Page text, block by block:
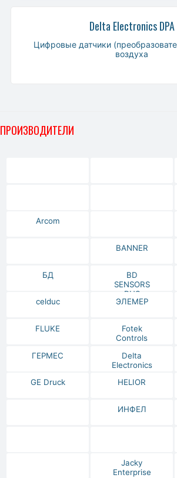
Delta Electronics DPA
Цифровые датчики
воздуха
ПРОИЗВОДИТЕЛИ
Arcom
BANNER
БД
BD
SENSORS
RUS
celduc
ЭЛЕМЕР
FLUKE
Fotek
Controls
ГЕРМЕС
Delta
Electronics
GE Druck HELIOR
ИНФЕЛ
Jacky
Enterprise